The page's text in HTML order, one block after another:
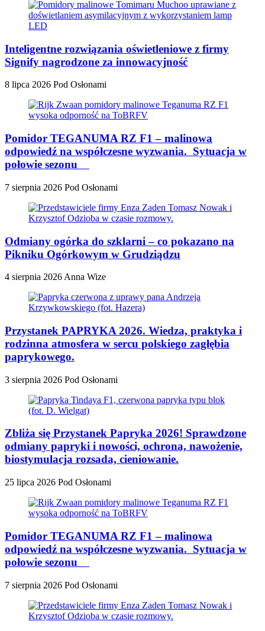
Inteligentne rozwiązania oświetleniowe z firmy
Signify nagrodzone za innowacyjność
8 lipca 2026 Pod Osłonami
Pomidor TEGANUMA RZ F1 – malinowa
odpowiedź na współczesne wyzwania. Sytuacja w
połowie sezonu
7 sierpnia 2026 Pod Osłonami
Odmiany ogórka do szklarni – co pokazano na
Pikniku Ogórkowym w Grudziądzu
4 sierpnia 2026 Anna Wize
Przystanek PAPRYKA 2026. Wiedza, praktyka i
rodzinna atmosfera w sercu polskiego zagłębia
paprykowego.
3 sierpnia 2026 Pod Osłonami
Zbliża się Przystanek Papryka 2026! Sprawdzone
odmiany papryki i nowości, ochrona, nawożenie,
biostymulacja rozsada, cieniowanie.
25 lipca 2026 Pod Osłonami
Pomidor TEGANUMA RZ F1 – malinowa
odpowiedź na współczesne wyzwania. Sytuacja w
połowie sezonu
7 sierpnia 2026 Pod Osłonami